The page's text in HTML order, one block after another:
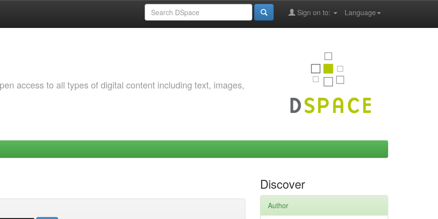
Language
Sign on to:
access to all types of digital content including text, images,
Discover
Author